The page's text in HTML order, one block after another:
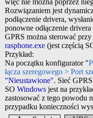
więc nie można poprzez
Rozwiązaniem jest
podłączenie drivera,
ponowne odłączenie
GPRS można sterować
rasphone.exe (jest częścią
Przykład:
Na początku konfigurator "
łącza szeregowego > Port
"Nieustawione". Sieć
SO Windows jest na
zastosować z tego powodu
przypadku konieczności